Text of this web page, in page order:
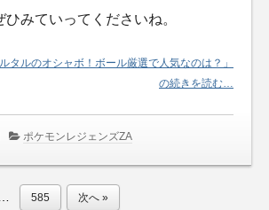
みていってくださいね。
タルのオシャボ！ボール厳選で人気なのは？」
の続きを読む…
ポケモンレジェンズZA
… 585 次へ »